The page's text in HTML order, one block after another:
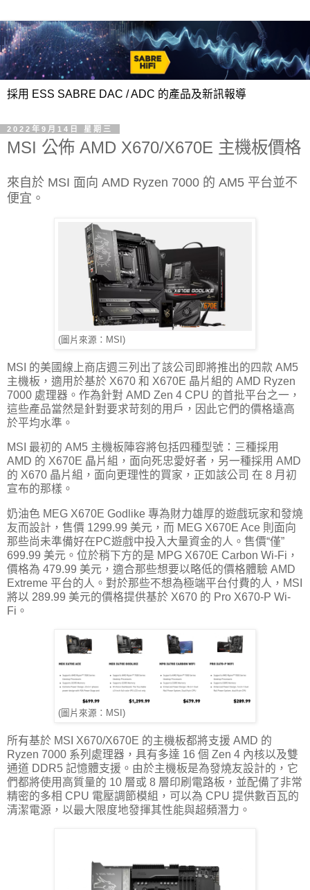
採用 ESS SABRE DAC / ADC 的產品及新訊報導
2022年9月14日 星期三
MSI 公佈 AMD X670/X670E 主機板價格
來自於 MSI 面向 AMD Ryzen 7000 的 AM5 平台並不
便宜。
(圖片來源：MSI)
MSI 的美國線上商店週三列出了該公司即將推出的四款 AM5
主機板，適用於基於 X670 和 X670E 晶片組的 AMD Ryzen
7000 處理器。作為針對 AMD Zen 4 CPU 的首批平台之一，
這些產品當然是針對要求苛刻的用戶，因此它們的價格遠高
於平均水準。
MSI 最初的 AM5 主機板陣容將包括四種型號：三種採用
AMD 的 X670E 晶片組，面向死忠愛好者，另一種採用 AMD
的 X670 晶片組，面向更理性的買家，正如該公司 在 8 月初
宣布的那樣。
奶油色 MEG X670E Godlike 專為財力雄厚的遊戲玩家和發燒
友而設計，售價 1299.99 美元，而 MEG X670E Ace 則面向
那些尚未準備好在PC遊戲中投入大量資金的人。售價“僅”
699.99 美元。位於稍下方的是 MPG X670E Carbon Wi-Fi，
價格為 479.99 美元，適合那些想要以略低的價格體驗 AMD
Extreme 平台的人。對於那些不想為極端平台付費的人，MSI
將以 289.99 美元的價格提供基於 X670 的 Pro X670-P Wi-
Fi。
(圖片來源：MSI)
所有基於 MSI X670/X670E 的主機板都將支援 AMD 的
Ryzen 7000 系列處理器，具有多達 16 個 Zen 4 內核以及雙
通道 DDR5 記憶體支援。由於主機板是為發燒友設計的，它
們都將使用高質量的 10 層或 8 層印刷電路板，並配備了非常
精密的多相 CPU 電壓調節模組，可以為 CPU 提供數百瓦的
清潔電源，以最大限度地發揮其性能與超頻潛力。